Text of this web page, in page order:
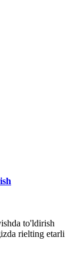
to'ldirish
rielting etarli